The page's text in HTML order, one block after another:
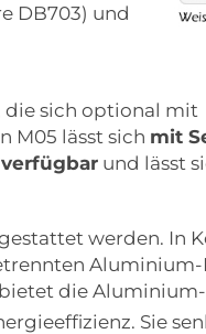
DB703) und
die sich optional mit
M05 lässt sich mit
und lässt
werden. In
die
Sie